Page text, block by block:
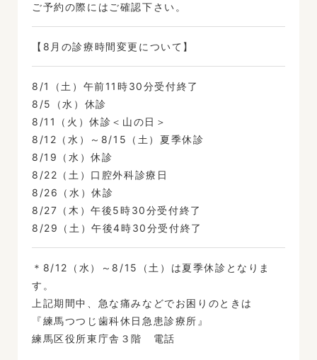
ご予約の際にはご確認下さい。
【8月の診療時間変更について】
8/1（土）午前11時30分受付終了
8/5（水）休診
8/11（火）休診＜山の日＞
8/12（水）～8/15（土）夏季休診
8/19（水）休診
8/22（土）口腔外科診療日
8/26（水）休診
8/27（木）午後5時30分受付終了
8/29（土）午後4時30分受付終了
＊8/12（水）～8/15（土）は夏季休診となりま
す。
上記期間中、急な痛みなどでお困りのときは
『練馬つつじ歯科休日急患診療所』
練馬区役所東庁舎３階 電話